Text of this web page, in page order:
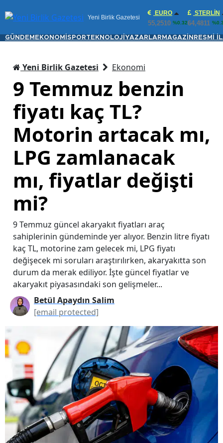
Yeni Birlik Gazetesi
EURO
55,2510 %0.32
STERLIN
64,4811
GÜNDEM EKONOMİ SPORTEKNOLOJİ YAZARLAR MAGAZİN RESMİ
Yeni Birlik Gazetesi Ekonomi
9 Temmuz benzin
fiyatı kaç TL?
Motorin artacak mı,
LPG zamlanacak
mı, fiyatlar değişti
mi?
9 Temmuz güncel akaryakıt fiyatları araç
sahiplerinin gündeminde yer alıyor. Benzin litre fiyatı
kaç TL, motorine zam gelecek mi, LPG fiyatı
değişecek mi soruları araştırılırken, akaryakıtta son
durum da merak ediliyor. İşte güncel fiyatlar ve
akaryakıt piyasasındaki son gelişmeler...
Betül Apaydın Salim
[email protected]